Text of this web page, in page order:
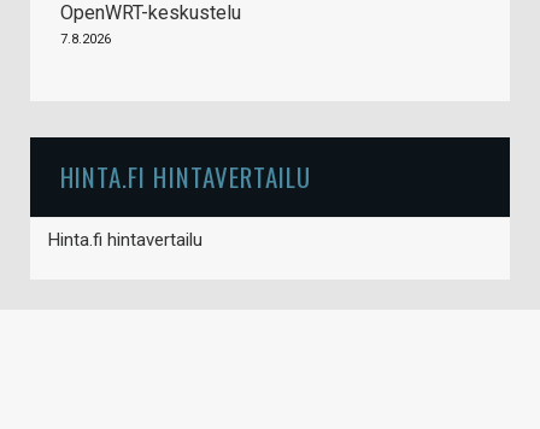
OpenWRT-keskustelu
7.8.2026
HINTA.FI HINTAVERTAILU
Hinta.fi hintavertailu